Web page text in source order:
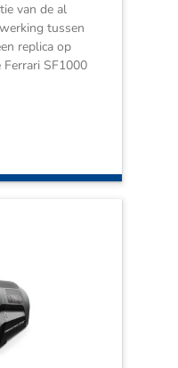
van de al
tussen
replica op
SF1000